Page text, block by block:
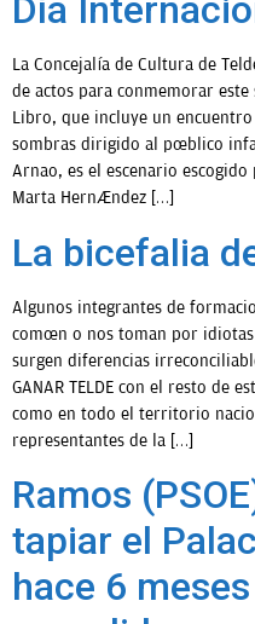
Día
La Concejalía de Cultura de
de actos para conmemorar
Libro, que incluye un
sombras dirigido al público
Arnao, es el escenario
Marta Hernández […]
La bicefalia
Algunos integrantes de
común o nos toman por
surgen diferencias
GANAR TELDE con el resto de
como en todo el territorio
representantes de la […]
Ramos
tapiar el
hace 6